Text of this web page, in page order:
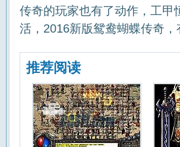
传奇的玩家也有了动作，工甲
活，2016新版鸳鸯蝴蝶传奇
推荐阅读